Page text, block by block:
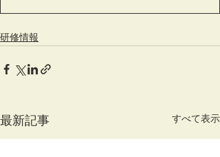
研修情報
最新記事 すべて表示